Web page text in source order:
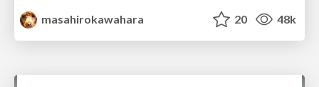
masahirokawahara
20 48k